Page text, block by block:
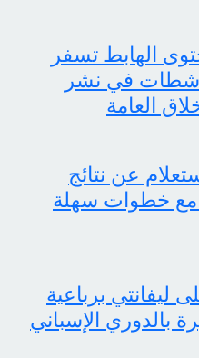
الهابط تسفر
في نشر
العامة
عن نتائج
الثالث متوسط 2025 مع خطوات سهلة
ليفانتي برباعية
بالدوري الإسباني